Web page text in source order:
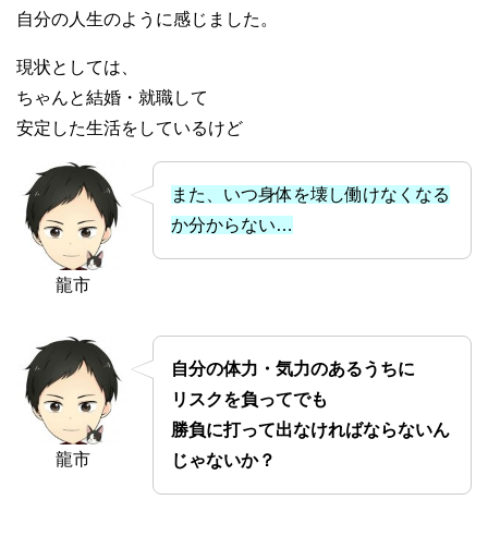
自分の人生のように感じました。
現状としては、
ちゃんと結婚・就職して
安定した生活をしているけど
龍市
また、いつ身体を壊し働けなくなる
か分からない…
龍市
自分の体力・気力のあるうちに
リスクを負ってでも
勝負に打って出なければならないん
じゃないか？